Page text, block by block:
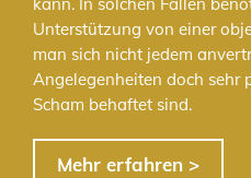
kann. In solchen Fällen
Unterstützung von einer
man sich nicht jedem
Angelegenheiten doch sehr
Scham behaftet sind.
Mehr erfahren >